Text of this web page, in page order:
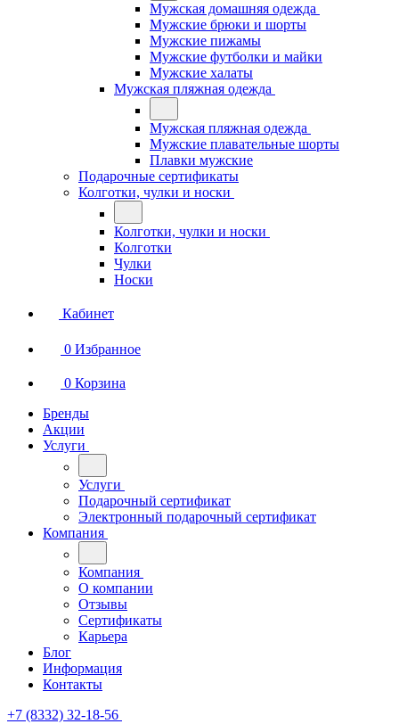
Мужская домашняя одежда
Мужские брюки и шорты
Мужские пижамы
Мужские футболки и майки
Мужские халаты
Мужская пляжная одежда
Мужская пляжная одежда
Мужские плавательные шорты
Плавки мужские
Подарочные сертификаты
Колготки, чулки и носки
Колготки, чулки и носки
Колготки
Чулки
Носки
Кабинет
0 Избранное
0 Корзина
Бренды
Акции
Услуги
Услуги
Подарочный сертификат
Электронный подарочный сертификат
Компания
Компания
О компании
Отзывы
Сертификаты
Карьера
Блог
Информация
Контакты
+7 (8332) 32-18-56